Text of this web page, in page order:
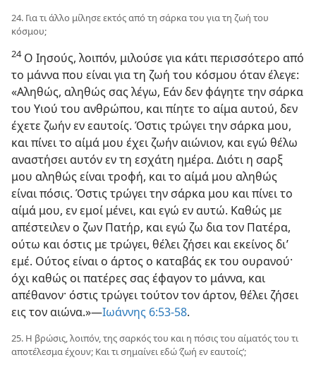
24. Για τι άλλο μίλησε εκτός από τη σάρκα του για τη ζωή του
κόσμου;
24Ο Ιησούς, λοιπόν, μιλούσε για κάτι περισσότερο από
το μάννα που είναι για τη ζωή του κόσμου όταν έλεγε:
«Αληθώς, αληθώς σας λέγω, Εάν δεν φάγητε την σάρκα
του Υιού του ανθρώπου, και πίητε το αίμα αυτού, δεν
έχετε ζωήν εν εαυτοίς. Όστις τρώγει την σάρκα μου,
και πίνει το αίμά μου έχει ζωήν αιώνιον, και εγώ θέλω
αναστήσει αυτόν εν τη εσχάτη ημέρα. Διότι η σαρξ
μου αληθώς είναι τροφή, και το αίμά μου αληθώς
είναι πόσις. Όστις τρώγει την σάρκα μου και πίνει το
αίμά μου, εν εμοί μένει, και εγώ εν αυτώ. Καθώς με
απέστειλεν ο ζων Πατήρ, και εγώ ζω δια τον Πατέρα,
ούτω και όστις με τρώγει, θέλει ζήσει και εκείνος δι’
εμέ. Ούτος είναι ο άρτος ο καταβάς εκ του ουρανού·
όχι καθώς οι πατέρες σας έφαγον το μάννα, και
απέθανον· όστις τρώγει τούτον τον άρτον, θέλει ζήσει
εις τον αιώνα.»—Ιωάννης 6:53-58.
25. Η βρώσις, λοιπόν, της σαρκός του και η πόσις του αίματός του τι
αποτέλεσμα έχουν; Και τι σημαίνει εδώ ‘ζωή εν εαυτοίς’;